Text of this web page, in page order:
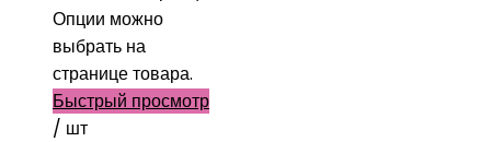
Опции можно
выбрать на
странице товара.
Быстрый просмотр
/ шт